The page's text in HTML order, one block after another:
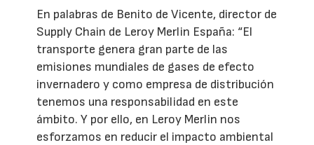
En palabras de Benito de Vicente, director de
Supply Chain de Leroy Merlin España: “El
transporte genera gran parte de las
emisiones mundiales de gases de efecto
invernadero y como empresa de distribución
tenemos una responsabilidad en este
ámbito. Y por ello, en Leroy Merlin nos
esforzamos en reducir el impacto ambiental